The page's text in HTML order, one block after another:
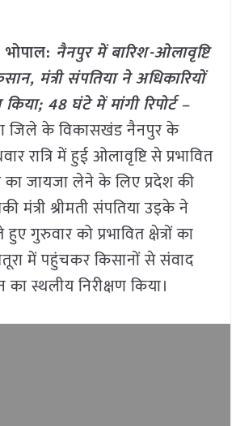
नैनपुर में बारिश-ओलावृष्टि
मंत्री संपतिया ने अधिकारियों
48 घंटे में मांगी रिपोर्ट –
जिले के विकासखंड नैनपुर के
रात्रि में हुई ओलावृष्टि से प्रभावित
का जायजा लेने के लिए प्रदेश की
मंत्री श्रीमती संपतिया उइके ने
गुरुवार को प्रभावित क्षेत्रों का
धतूरा में पहुंचकर किसानों से संवाद
स्थलीय निरीक्षण किया।